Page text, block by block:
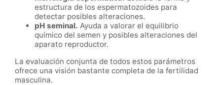
estructura de los espermatozoides para
detectar posibles alteraciones.
pH seminal. Ayuda a valorar el equilibrio
químico del semen y posibles alteraciones del
aparato reproductor.
La evaluación conjunta de todos estos parámetros
ofrece una visión bastante completa de la fertilidad
masculina.